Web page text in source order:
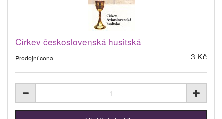
Církev československá husitská
Prodejní cena 3 Kč